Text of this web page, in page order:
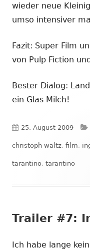
wieder neue
umso intensiver
Fazit: Super Film
von Pulp Fiction
Bester Dialog:
ein Glas Milch!
Veröffentlicht
am
25. August 2009
christoph waltz, film,
tarantino, tarantino
Trailer #7:
Ich habe lange